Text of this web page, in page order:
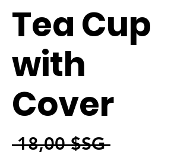
Tea Cup
with
Cover
18,00 $SG Prix